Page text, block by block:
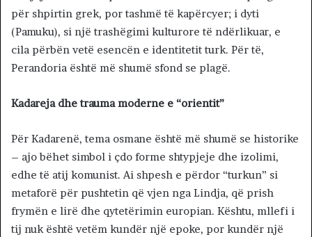
për shpirtin grek, por tashmë të kapërcyer; i dyti
(Pamuku), si një trashëgimi kulturore të ndërlikuar, e
cila përbën vetë esencën e identitetit turk. Për të,
Perandoria është më shumë sfond se plagë.
Kadareja dhe trauma moderne e “orientit”
Për Kadarenë, tema osmane është më shumë se historike
– ajo bëhet simbol i çdo forme shtypjeje dhe izolimi,
edhe të atij komunist. Ai shpesh e përdor “turkun” si
metaforë për pushtetin që vjen nga Lindja, që prish
frymën e lirë dhe qytetërimin europian. Kështu, mllefi i
tij nuk është vetëm kundër një epoke, por kundër një